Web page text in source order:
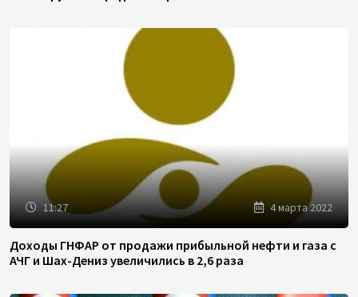
11:27 4 марта 2022
Доходы ГНФАР от продажи прибыльной нефти и газа с
АЧГ и Шах-Дениз увеличились в 2,6 раза